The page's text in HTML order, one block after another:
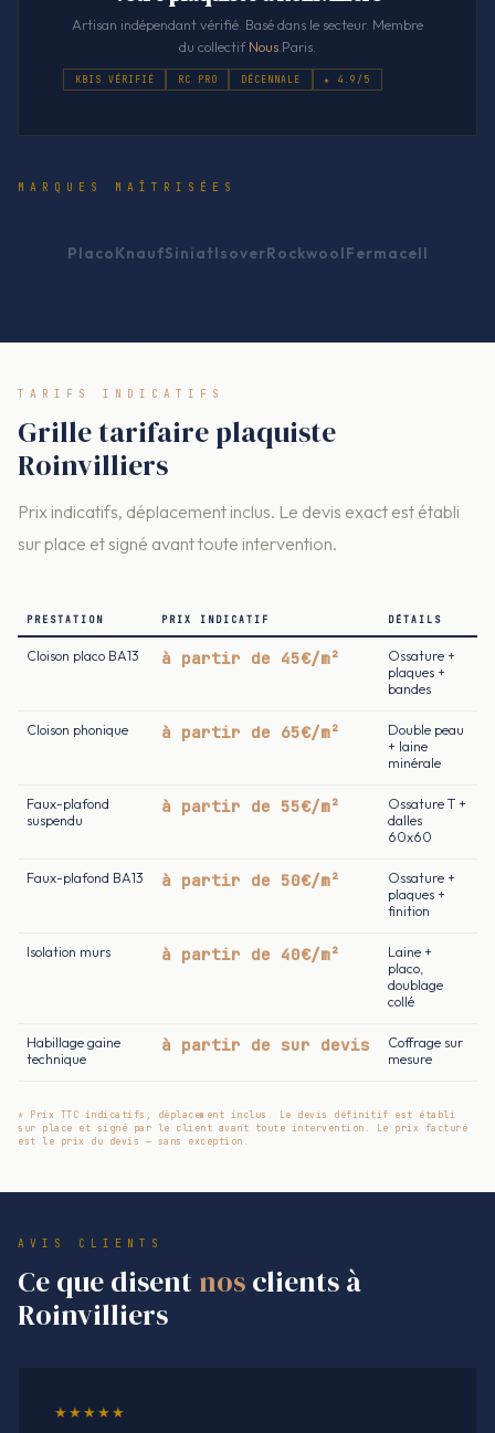
Artisan indépendant vérifié. Basé dans le secteur. Membre
du collectifNous .Paris.
KBIS VÉRIFIÉ RC PRO DÉCENNALE ★ 4.9/5
MARQUES MAÎTRISÉES
PlacoKnaufSiniatIsoverRockwoolFermacell
TARIFS INDICATIFS
Grille tarifaire plaquiste
Roinvilliers
Prix indicatifs, déplacement inclus. Le devis exact est établi
sur place et signé avant toute intervention.
PRESTATION PRIX INDICATIF DÉTAILS
Cloison placo BA13 à partir de 45€/m²
Ossature +
plaques +
bandes
Cloison phonique à partir de 65€/m²
Double peau
+ laine
minérale
Faux-plafond
suspendu
à partir de 55€/m²
Ossature T +
dalles
60x60
Faux-plafond BA13 à partir de 50€/m²
Ossature +
plaques +
finition
Isolation murs à partir de 40€/m²
Laine +
placo,
doublage
collé
Habillage gaine
technique
à partir de sur devis
Coffrage sur
mesure
* Prix TTC indicatifs, déplacement inclus. Le devis définitif est établi
sur place et signé par le client avant toute intervention. Le prix facturé
est le prix du devis — sans exception.
AVIS CLIENTS
Ce que disent nosclients à
Roinvilliers
★★★★★